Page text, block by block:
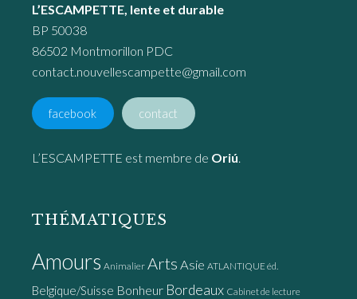
L’ESCAMPETTE, lente et durable
BP 50038
86502 Montmorillon PDC
contact.nouvellescampette@gmail.com
facebook contact
L’ESCAMPETTE est membre de Oriú
THÉMATIQUES
Amours Animalier Arts Asie ATLANTIQUE éd.
Belgique/Suisse Bonheur Bordeaux Cabinet de lecture